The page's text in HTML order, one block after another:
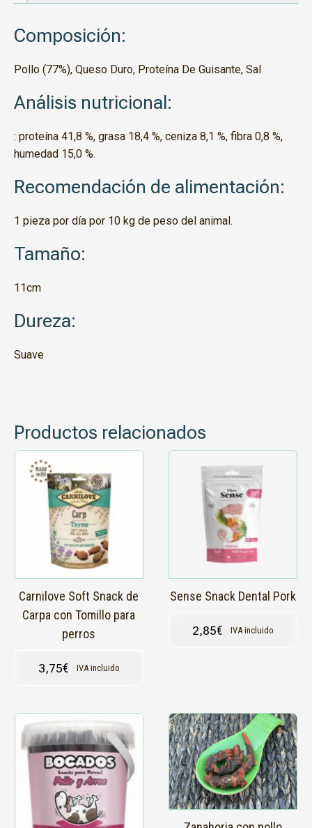
Composición:
Pollo (77%), Queso Duro, Proteína De Guisante, Sal
Análisis nutricional:
: proteína 41,8 %, grasa 18,4 %, ceniza 8,1 %, fibra 0,8 %,
humedad 15,0 %.
Recomendación de alimentación:
1 pieza por día por 10 kg de peso del animal.
Tamaño:
11cm
Dureza:
Suave
Productos relacionados
Carnilove Soft Snack de
Carpa con Tomillo para
perros
3,75€ IVA incluido
Sense Snack Dental Pork
2,85€ IVA incluido